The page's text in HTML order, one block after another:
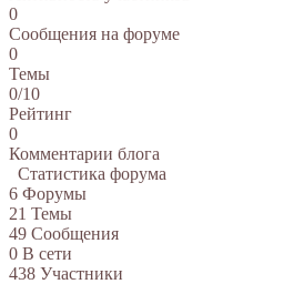
0
Сообщения на форуме
0
Темы
0/10
Рейтинг
0
Комментарии блога
Статистика форума
6 Форумы
21 Темы
49 Сообщения
0 В сети
438 Участники